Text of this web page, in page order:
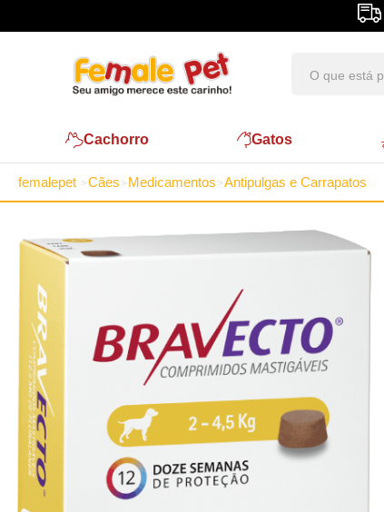
Cachorro Gatos
femalepet Cães Medicamentos Antipulgas e Carrapatos